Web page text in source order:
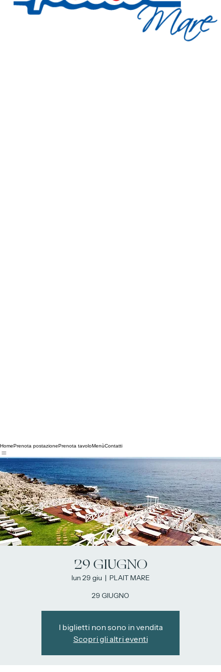
Home Prenota postazione Prenota tavolo
29 GIUGNO
lun 29 giu
  |
PLAIT MARE
29 GIUGNO
I biglietti non sono in vendita
Scopri gli altri eventi